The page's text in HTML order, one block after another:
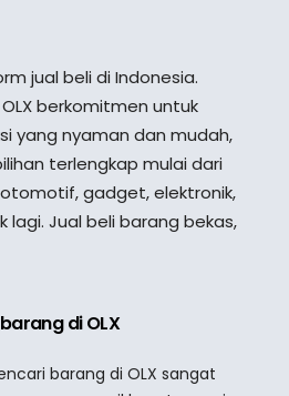
jual beli di Indonesia.
berkomitmen untuk
yang nyaman dan mudah,
terlengkap mulai dari
gadget, elektronik,
lagi. Jual beli barang bekas,
di OLX
barang di OLX sangat